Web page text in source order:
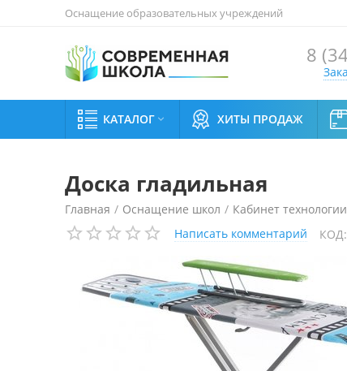
Оснащение образовательных учреждений
8
КАТАЛОГ  ХИТЫ ПРОДАЖ
Доска гладильная
Главная / Оснащение школ / Кабинет
Написать комментарий
КОД: